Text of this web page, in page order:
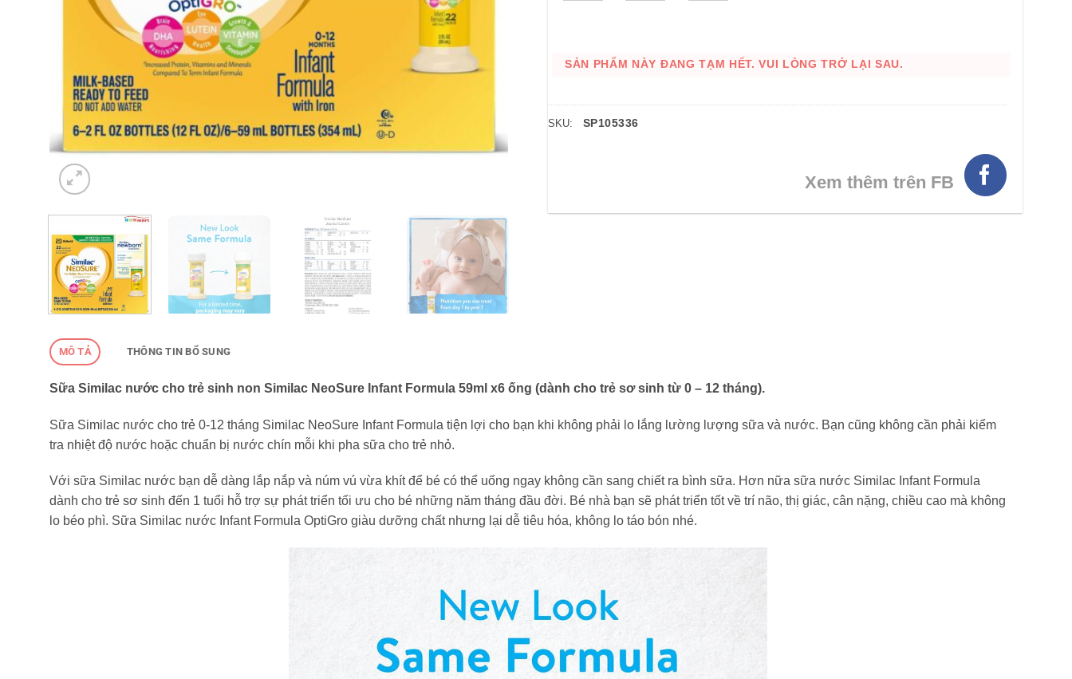
SẢN PHẨM NÀY ĐANG TẠM HẾT. VUI LÒNG TRỞ LẠI SAU.
SKU: SP105336
Xem thêm trên FB
MÔ TẢ THÔNG TIN BỔ SUNG
Sữa Similac nước cho trẻ sinh non Similac NeoSure Infant Formula 59ml x6 ống (dành cho trẻ sơ sinh từ 0 – 12 tháng).
Sữa Similac nước cho trẻ 0-12 tháng Similac NeoSure Infant Formula tiện lợi cho bạn khi không phải lo lắng lường lượng sữa và nước. Bạn cũng không cần phải kiểm
tra nhiệt độ nước hoặc chuẩn bị nước chín mỗi khi pha sữa cho trẻ nhỏ.
Với sữa Similac nước bạn dễ dàng lắp nắp và núm vú vừa khít để bé có thể uống ngay không cần sang chiết ra bình sữa. Hơn nữa sữa nước Similac Infant Formula
dành cho trẻ sơ sinh đến 1 tuổi hỗ trợ sự phát triển tối ưu cho bé những năm tháng đầu đời. Bé nhà bạn sẽ phát triển tốt về trí não, thị giác, cân nặng, chiều cao mà không
lo béo phì. Sữa Similac nước Infant Formula OptiGro giàu dưỡng chất nhưng lại dễ tiêu hóa, không lo táo bón nhé.